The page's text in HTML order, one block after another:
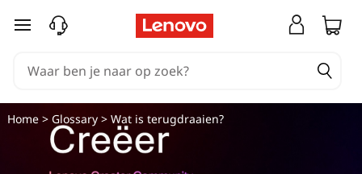
W
Ga naar de hoofdinhoud
Home> Glossary> Wat is terugdraaien?